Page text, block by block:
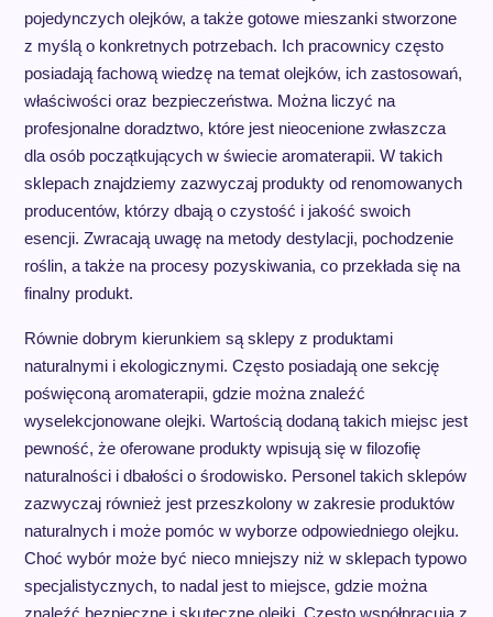
pojedynczych olejków, a także gotowe mieszanki stworzone
z myślą o konkretnych potrzebach. Ich pracownicy często
posiadają fachową wiedzę na temat olejków, ich zastosowań,
właściwości oraz bezpieczeństwa. Można liczyć na
profesjonalne doradztwo, które jest nieocenione zwłaszcza
dla osób początkujących w świecie aromaterapii. W takich
sklepach znajdziemy zazwyczaj produkty od renomowanych
producentów, którzy dbają o czystość i jakość swoich
esencji. Zwracają uwagę na metody destylacji, pochodzenie
roślin, a także na procesy pozyskiwania, co przekłada się na
finalny produkt.
Równie dobrym kierunkiem są sklepy z produktami
naturalnymi i ekologicznymi. Często posiadają one sekcję
poświęconą aromaterapii, gdzie można znaleźć
wyselekcjonowane olejki. Wartością dodaną takich miejsc jest
pewność, że oferowane produkty wpisują się w filozofię
naturalności i dbałości o środowisko. Personel takich sklepów
zazwyczaj również jest przeszkolony w zakresie produktów
naturalnych i może pomóc w wyborze odpowiedniego olejku.
Choć wybór może być nieco mniejszy niż w sklepach typowo
specjalistycznych, to nadal jest to miejsce, gdzie można
znaleźć bezpieczne i skuteczne olejki. Często współpracują z